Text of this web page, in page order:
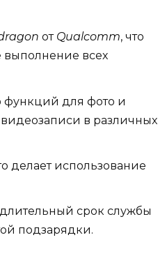
от Qualcomm, что
выполнение всех
функций для фото и
в различных
делает использование
срок службы
подзарядки.